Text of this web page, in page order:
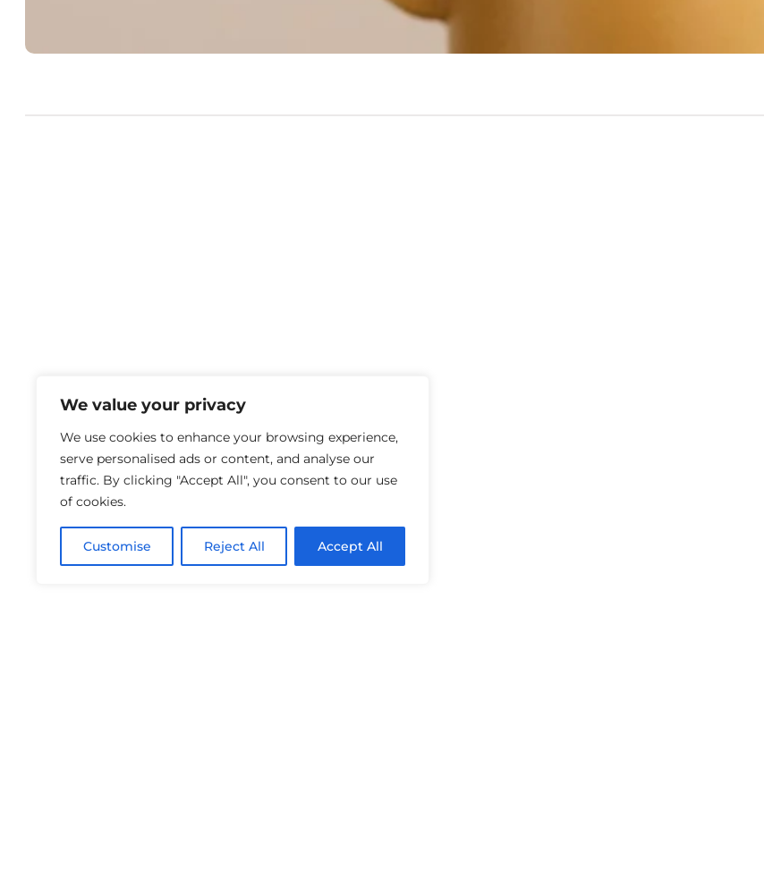
We value your privacy
We use cookies to enhance your browsing experience,
serve personalised ads or content, and analyse our
traffic. By clicking "Accept All", you consent to our use
of cookies.
Customise Reject All Accept All